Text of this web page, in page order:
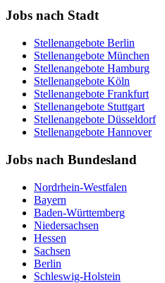
Jobs nach Stadt
Stellenangebote Berlin
Stellenangebote München
Stellenangebote Hamburg
Stellenangebote Köln
Stellenangebote Frankfurt
Stellenangebote Stuttgart
Stellenangebote Düsseldorf
Stellenangebote Hannover
Jobs nach Bundesland
Nordrhein-Westfalen
Bayern
Baden-Württemberg
Niedersachsen
Hessen
Sachsen
Berlin
Schleswig-Holstein